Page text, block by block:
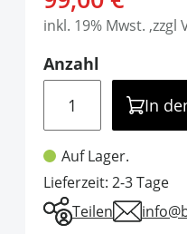
inkl. 19% Mwst. ,zzgl
Anzahl
In
Auf Lager.
Lieferzeit: 2-3 Tage
Teilen